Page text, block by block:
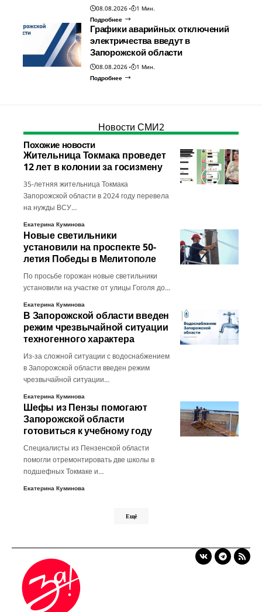
08.08.2026
1 Мин.
Подробнее
Графики аварийных отключений
электричества введут в
Запорожской области
08.08.2026
1 Мин.
Подробнее
Новости СМИ2
Похожие новости
Жительница Токмака проведет
12 лет в колонии за госизмену
35-летняя жительница Токмака
Запорожской области в 2024 году перевела
на нужды ВСУ…
Екатерина Куминова
Новые светильники
установили на проспекте 50-
летия Победы в Мелитополе
По просьбе горожан новые светильники
установили на участке от улицы Гоголя до…
Екатерина Куминова
В Запорожской области введен
режим чрезвычайной ситуации
техногенного характера
Из-за сложной ситуации с водоснабжением
в Запорожской области введен режим
чрезвычайной ситуации…
Екатерина Куминова
Шефы из Пензы помогают
Запорожской области
готовиться к учебному году
Специалисты из Пензенской области
помогли отремонтировать две школы в
подшефных Токмаке и…
Екатерина Куминова
Ещё